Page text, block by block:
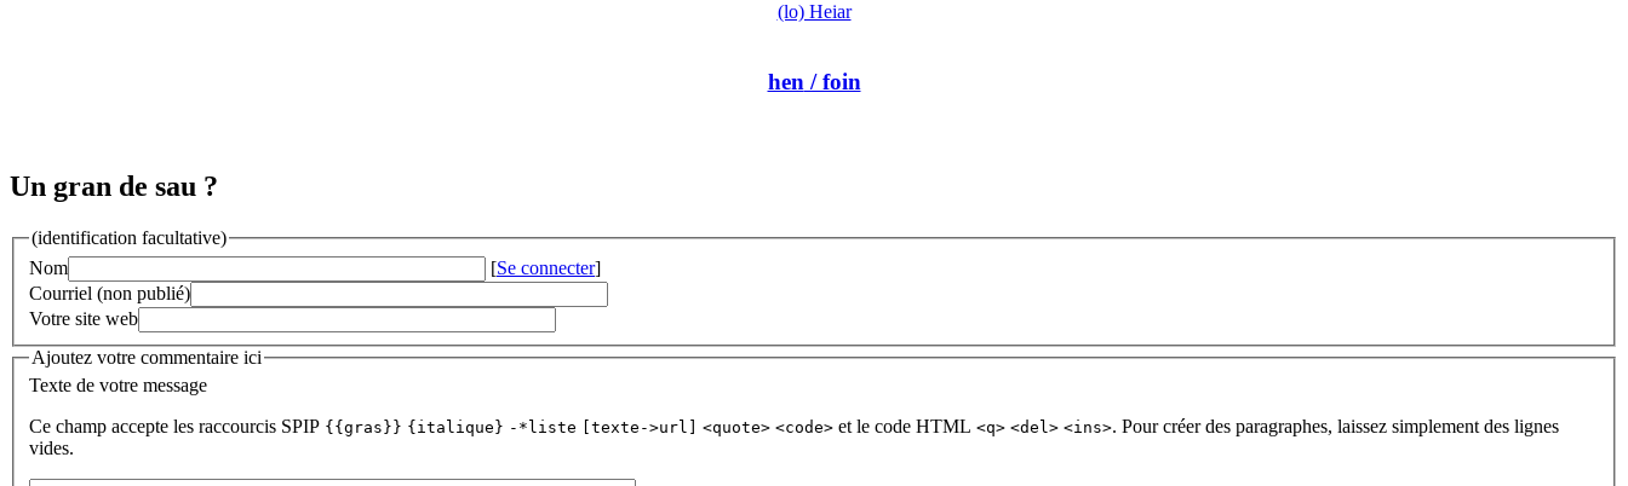
(lo) Heiar
hen / foin
Un gran de sau ?
(identification facultative)
Nom
[Se connecter]
Courriel (non publié)
Votre site web
Ajoutez votre commentaire ici
Texte de votre message
Ce champ accepte les raccourcis SPIP {{gras}} {italique} -*liste [texte->url] <quote> <code> et le code HTML <q> <del> <ins>. Pour créer des paragraphes, laissez simplement des lignes
vides.